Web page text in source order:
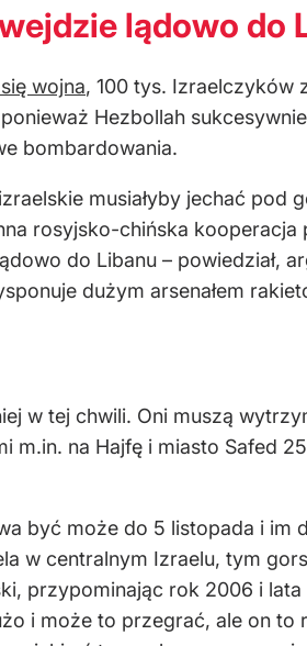
lądowo do
wojna, 100 tys. Izraelczyków
Hezbollah
bombardowania.
musiałyby jechać pod
rosyjsko-chińska
do Libanu – powiedział,
dużym arsenałem
w tej chwili. Oni muszą
m.in. na Hajfę i miasto Safed
być może do 5 listopada i im
w centralnym Izraelu, tym
przypominając rok 2006 i
i może to przegrać, ale on